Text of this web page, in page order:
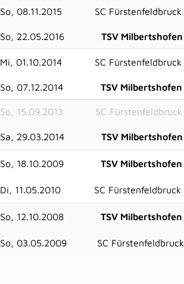
So, 08.11.2015 SC Fürstenfeldbruck
So, 22.05.2016 TSV Milbertshofen
Mi, 01.10.2014 SC Fürstenfeldbruck
So, 07.12.2014 TSV Milbertshofen
So, 15.09.2013 SC Fürstenfeldbruck
Sa, 29.03.2014 TSV Milbertshofen
So, 18.10.2009 TSV Milbertshofen
Di, 11.05.2010 SC Fürstenfeldbruck
So, 12.10.2008 TSV Milbertshofen
So, 03.05.2009 SC Fürstenfeldbruck